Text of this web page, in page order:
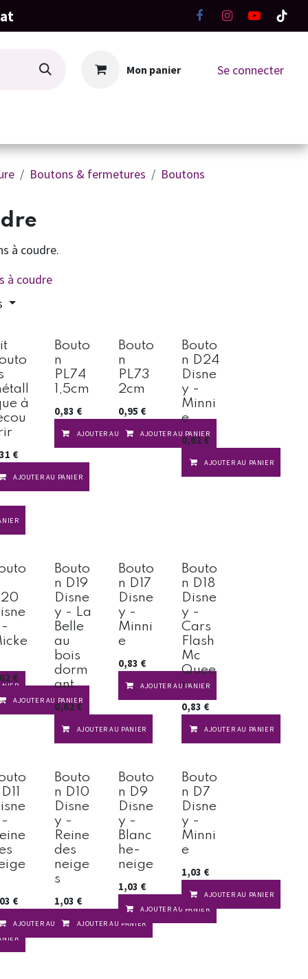
Mon panier Se connecter
Boutons & fermetures
Boutons
à coudre.
à coudre
à
€
AJOUTER AU PANIER
Bouto
n
PL74
1,5cm
0,83 €
AJOUTER AU PANIER
Bouto
n
PL73
2cm
0,95 €
AJOUTER AU PANIER
Bouto
n D24
Disne
y -
Minni
e
0,62€
AJOUTER AU PANIER
€
AJOUTER AU PANIER
Bouto
n D19
Disne
y - La
Belle
au
bois
dorm
ant
0,62€
AJOUTER AU PANIER
Bouto
n D17
Disne
y -
Minni
e
0,83 €
AJOUTER AU PANIER
Bouto
n D18
Disne
y -
Cars
Flash
Mc
Quee
n
0,83 €
AJOUTER AU PANIER
€
AJOUTER AU PANIER
Bouto
n D10
Disne
y -
Reine
des
neige
s
1,03 €
AJOUTER AU PANIER
Bouto
n D9
Disne
y -
Blanc
he-
neige
1,03 €
AJOUTER AU PANIER
Bouto
n D7
Disne
y -
Minni
e
1,03 €
AJOUTER AU PANIER